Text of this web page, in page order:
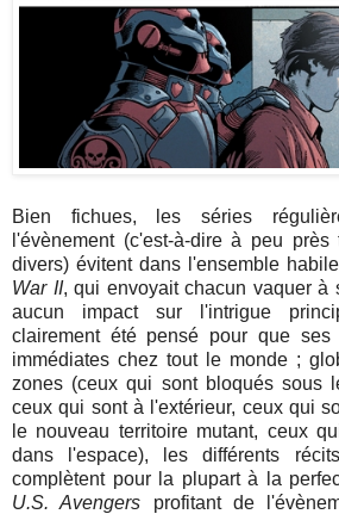
Bien fichues, les séries
l'évènement (c'est-à-dire à peu
divers) évitent dans l'ensemble
War II, qui envoyait chacun vaquer à
aucun impact sur l'intrigue
clairement été pensé pour que ses
immédiates chez tout le monde ;
zones (ceux qui sont bloqués sous
ceux qui sont à l'extérieur, ceux qui
le nouveau territoire mutant, ceux
dans l'espace), les différents
complètent pour la plupart à la
U.S. Avengers profitant de